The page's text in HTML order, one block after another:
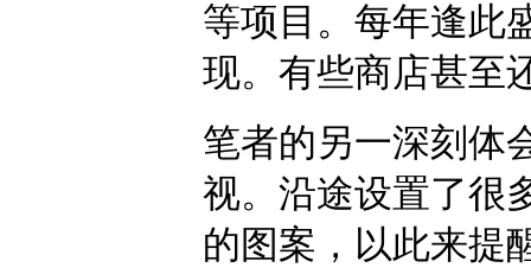
等项目。每年逢此
现。有些商店甚至
笔者的另一深刻体
视。沿途设置了很
的图案，以此来提